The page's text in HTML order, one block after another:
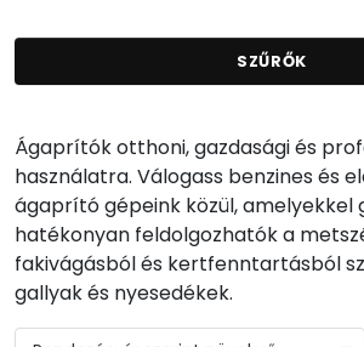
SZŰRŐK
Ágaprítók otthoni, gazdasági és
használatra. Válogass benzines és
ágaprító gépeink közül, amelyekkel
hatékonyan feldolgozhatók a
fakivágásból és kertfenntartásból
gallyak és nyesedékek.